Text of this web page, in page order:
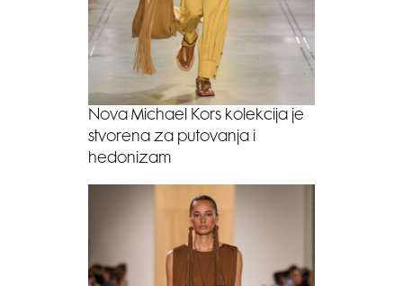
Nova Michael Kors kolekcija je
stvorena za putovanja i
hedonizam